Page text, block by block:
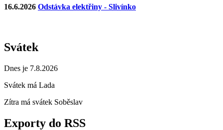
16.6.2026 Odstávka elektřiny - Slivínko
Svátek
Dnes je 7.8.2026
Svátek má Lada
Zítra má svátek Soběslav
Exporty do RSS